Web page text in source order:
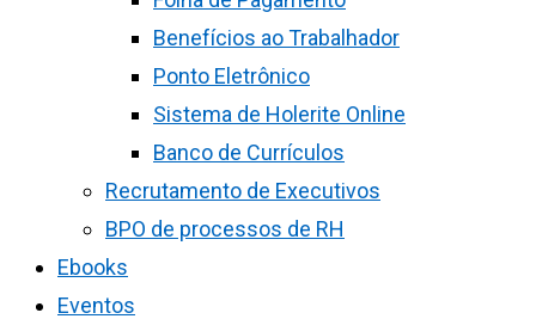
Benefícios ao Trabalhador
Ponto Eletrônico
Sistema de Holerite Online
Banco de Currículos
Recrutamento de Executivos
BPO de processos de RH
Ebooks
Eventos